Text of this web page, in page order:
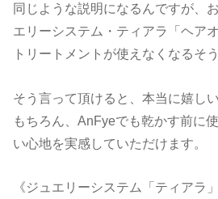
同じような説明になるんですが、
エリーシステム・ティアラ「ヘア
トリートメントが使えなくなるそ
そう言って頂けると、本当に嬉し
もちろん、AnFyeでも乾かす前に
い心地を実感していただけます。
《ジュエリーシステム「ティアラ